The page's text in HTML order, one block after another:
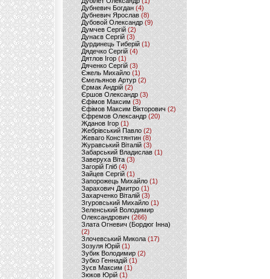
Дубневич Богдан (4)
Дубневич Ярослав (8)
Дубовой Олександр(9)
Думчев Сергій (2)
Дунаєв Сергій(3)
Дурдинець Тиберій (1)
Дядечко Сергій (4)
Дятлов Ігор (1)
Дяченко Сергій (3)
Єжель Михайло (1)
Ємельянов Артур (2)
Єрмак Андрій (2)
Єршов Олександр (3)
Єфімов Максим (3)
Єфімов Максим Вікторович (2)
Єфремов Олександр (20)
Жданов Ігор (1)
Жебрівський Павло (2)
Жеваго Констянтин (8)
Журавський Віталій (3)
Забарський Владислав (1)
Заверуха Віта (3)
Загорій Гліб (4)
Зайцев Сергій(1)
Запорожець Михайло (1)
Зарахович Дмитро (1)
Захарченко Віталій (3)
Згуровський Михайло (1)
Зеленський Володимир
Олександрович (266)
Злата Огневич (Бордюг Інна)
(2)
Злочевський Микола(17)
Зозуля Юрій (1)
Зубик Володимир (2)
Зубко Геннадій (1)
Зуєв Максим(1)
Зюков Юрій (1)